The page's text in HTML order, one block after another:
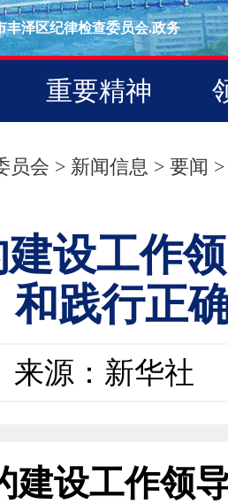
丰泽区纪律检查委员会.政务
重要精神
图片新闻
员会 > 新闻信息 > 要闻 >
设工作
和践行正
来源：新华社
建设工作领